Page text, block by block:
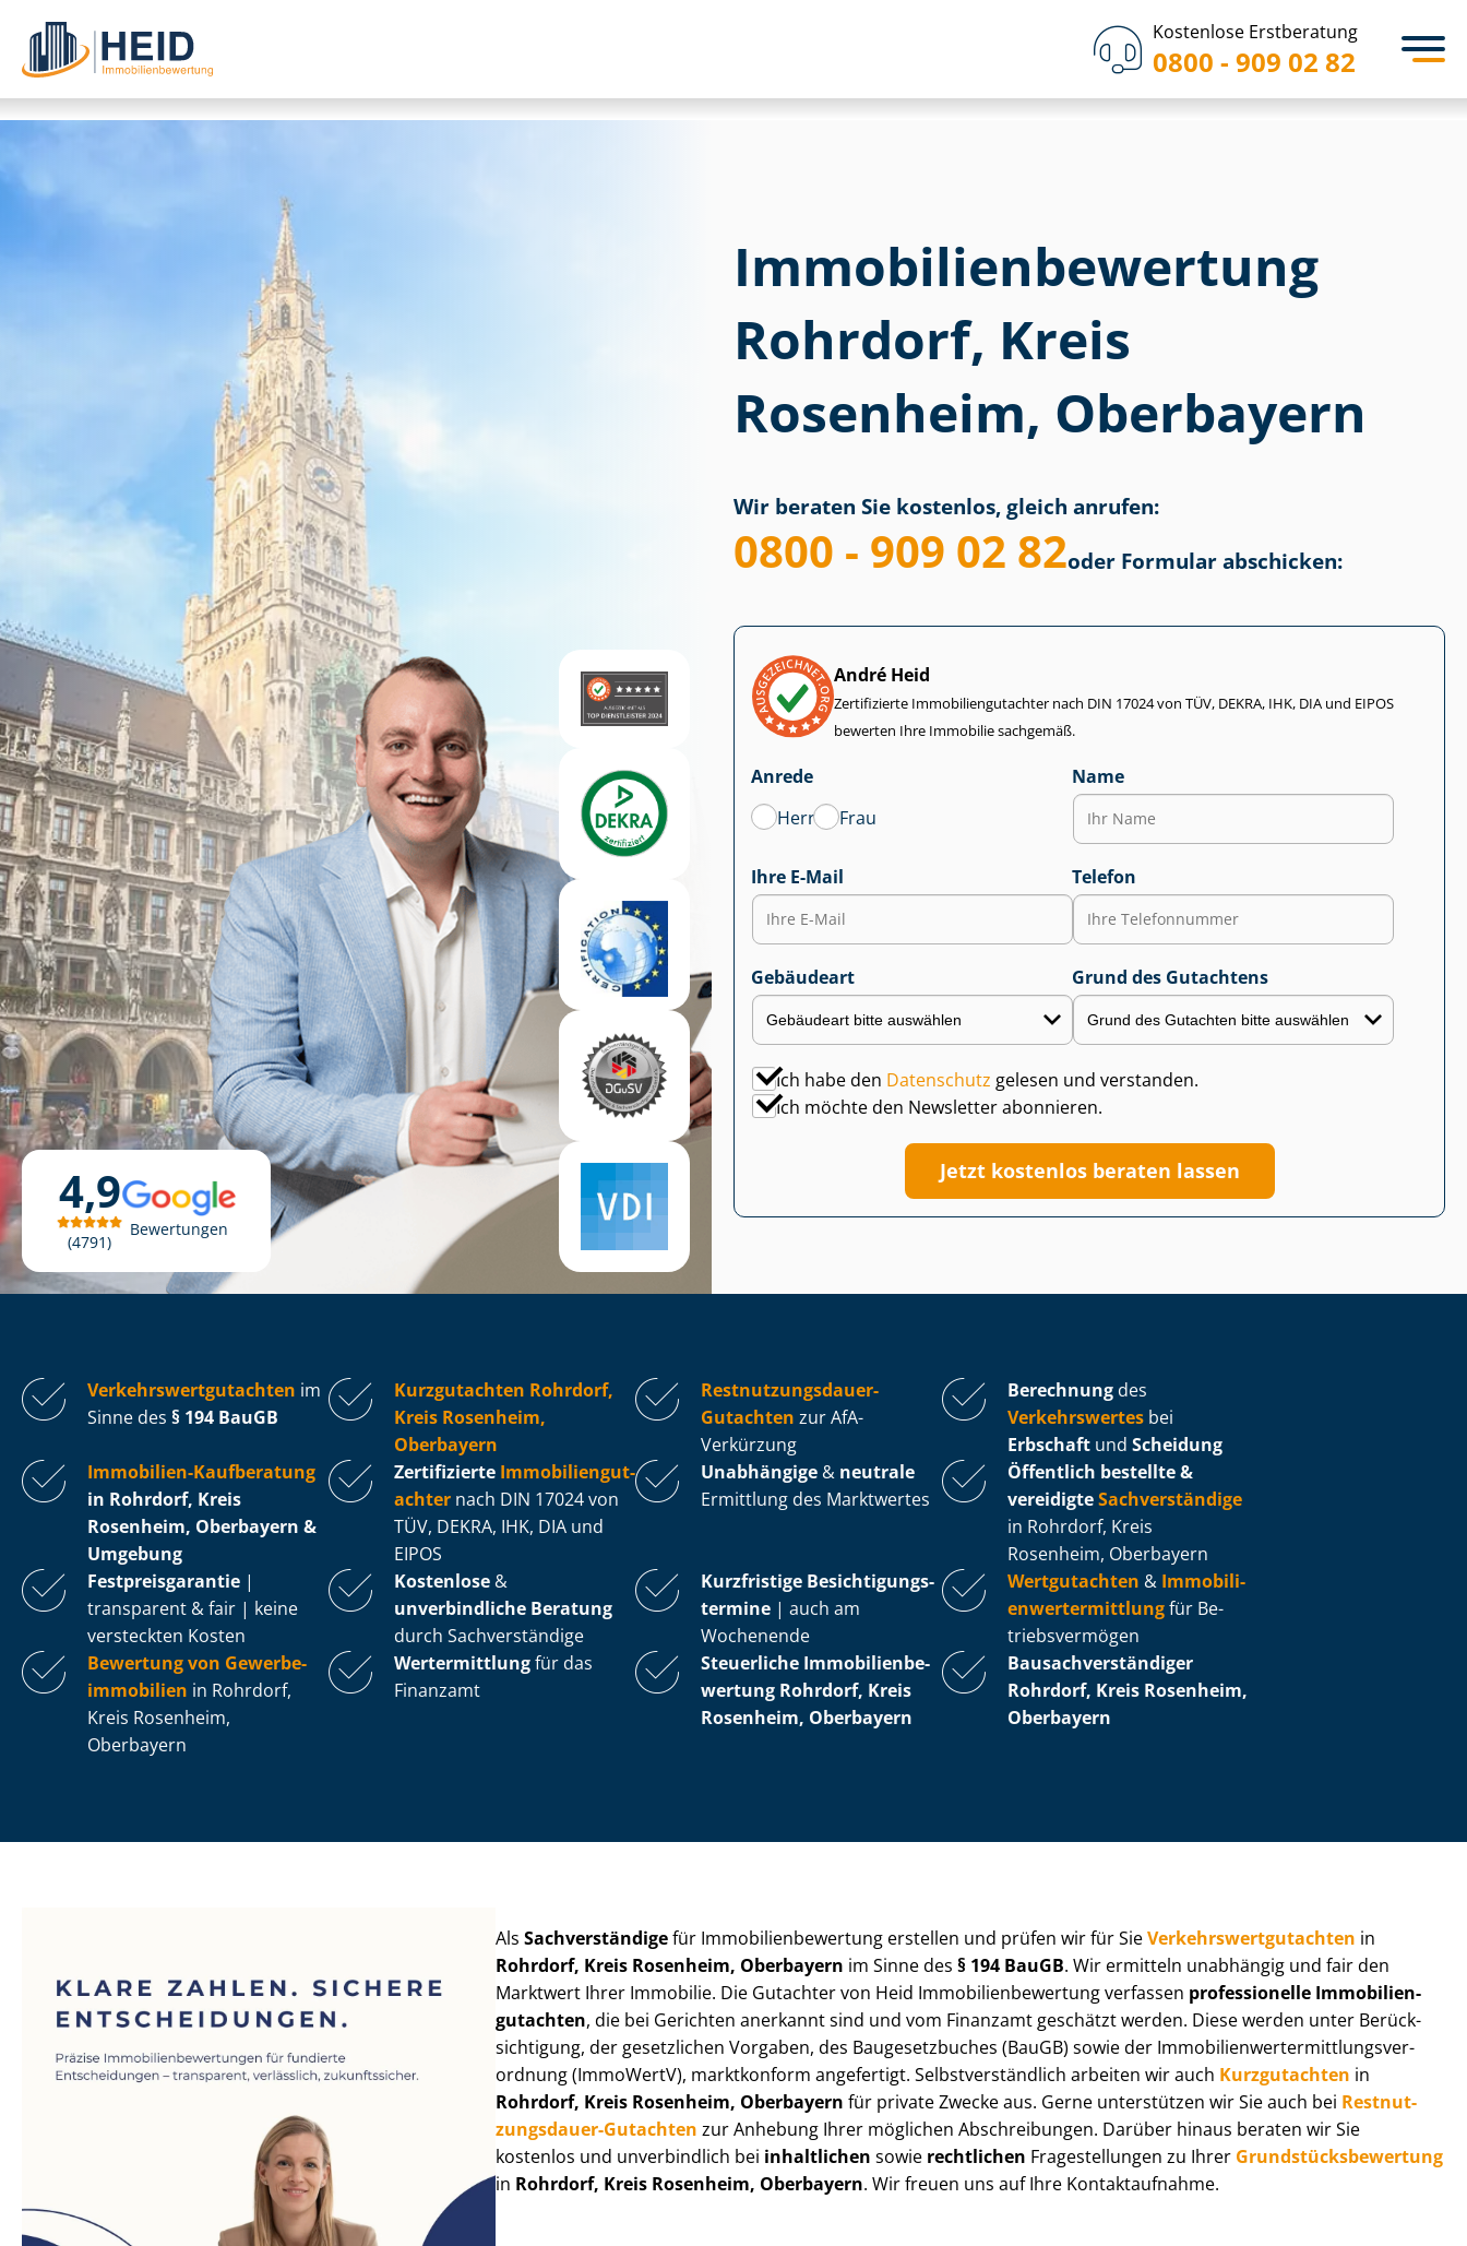
Kostenlose Erstberatung
0800 - 909 02 82
4,9
4791
Bewertungen
Immobilien­bewertung
Rohrdorf, Kreis
Rosenheim, Oberbayern
Wir beraten Sie kostenlos, gleich anrufen:
0800 - 909 02 82oder Formular abschicken:
André Heid
Zertifizierte Im­mo­bi­li­en­gut­ach­ter nach DIN 17024 von TÜV, DEKRA, IHK, DIA und EIPOS
bewerten Ihre Immobilie sachgemäß.
Anrede
Herr
Frau
Name
Ihre E-Mail Telefon
Gebäudeart Grund des Gutachtens
Ich habe den Datenschutz gelesen und verstanden.
Ich möchte den Newsletter abonnieren.
Jetzt kostenlos beraten lassen
Ver­kehrs­wert­gut­ach­ten im
Sinne des § 194 BauGB
Kurzgutachten Rohrdorf,
Kreis Rosenheim,
Oberbayern
Rest­nut­zungs­dau­er-
Gutachten zur AfA-
Verkürzung
Berechnung des
Verkehrswertes bei
Erbschaft und Scheidung
Immobilien-Kaufberatung
in Rohrdorf, Kreis
Rosenheim, Oberbayern &
Umgebung
Zertifizierte Im­mo­bi­li­en­gut­
ach­ter nach DIN 17024 von
TÜV, DEKRA, IHK, DIA und
EIPOS
Unabhängige & neutrale
Ermittlung des Marktwertes
Öffentlich bestellte &
vereidigteSachverständige
in Rohrdorf, Kreis
Rosenheim, Oberbayern
Fest­preis­ga­ran­tie |
transparent & fair | keine
versteckten Kosten
Kostenlose &
unverbindliche Beratung
durch Sachverständige
Kurzfristige Be­sich­ti­gungs­
ter­mi­ne | auch am
Wochenende
Wertgutachten & Im­mo­bi­li­
en­wert­ermitt­lungfür Be­
triebs­ver­mö­gen
Bewertung von Ge­wer­be­
im­mo­bi­li­en in Rohrdorf,
Kreis Rosenheim,
Oberbayern
Wertermittlungfür das
Finanzamt
Steuerliche Im­mo­bi­li­en­be­
wer­tung Rohrdorf, Kreis
Rosenheim, Oberbayern
Bau­sach­ver­stän­di­ger
Rohrdorf, Kreis Rosenheim,
Oberbayern
AlsSachverständigefür Im­mo­bi­li­en­be­wer­tung erstellen und prüfen wir für SieVer­kehrs­wert­gut­ach­ten in
Rohrdorf, Kreis Rosenheim, Oberbayern im Sinne des§ 194 BauGB. Wir ermitteln unabhängig und fair den
Marktwert Ihrer Immobilie. Die Gutachter von Heid Im­mo­bi­li­en­be­wer­tung verfassen professionelle Im­mo­bi­li­en­
gut­ach­ten, die bei Gerichten anerkannt sind und vom Finanzamt geschätzt werden. Diese werden unter Be­rück­
sich­ti­gung, der gesetzlichen Vorgaben, des Baugesetzbuches (BauGB) sowie der Im­mo­bi­li­en­wert­ermitt­lungs­ver­
ord­nung (ImmoWertV), marktkonform angefertigt. Selbst­ver­ständ­lich arbeiten wir auch Kurzgutachten in
Rohrdorf, Kreis Rosenheim, Oberbayern für private Zwecke aus. Gerne unterstützen wir Sie auch bei Rest­nut­
zungs­dau­er-Gutachten zur Anhebung Ihrer möglichen Abschreibungen. Darüber hinaus beraten wir Sie
kostenlos und unverbindlich bei inhaltlichen sowie rechtlichen Fragestellungen zu Ihrer Grund­stücks­be­wer­tung
in Rohrdorf, Kreis Rosenheim, Oberbayern. Wir freuen uns auf Ihre Kontaktaufnahme.